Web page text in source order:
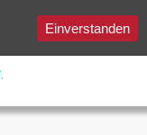
Einverstanden